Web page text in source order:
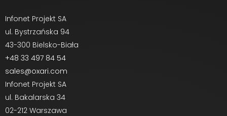
Infonet Projekt SA
ul. Bystrzańska 94
43-300 Bielsko-Biała
+48 33 497 84 54
sales@oxari.com
Infonet Projekt SA
ul. Bakalarska 34
02-212 Warszawa